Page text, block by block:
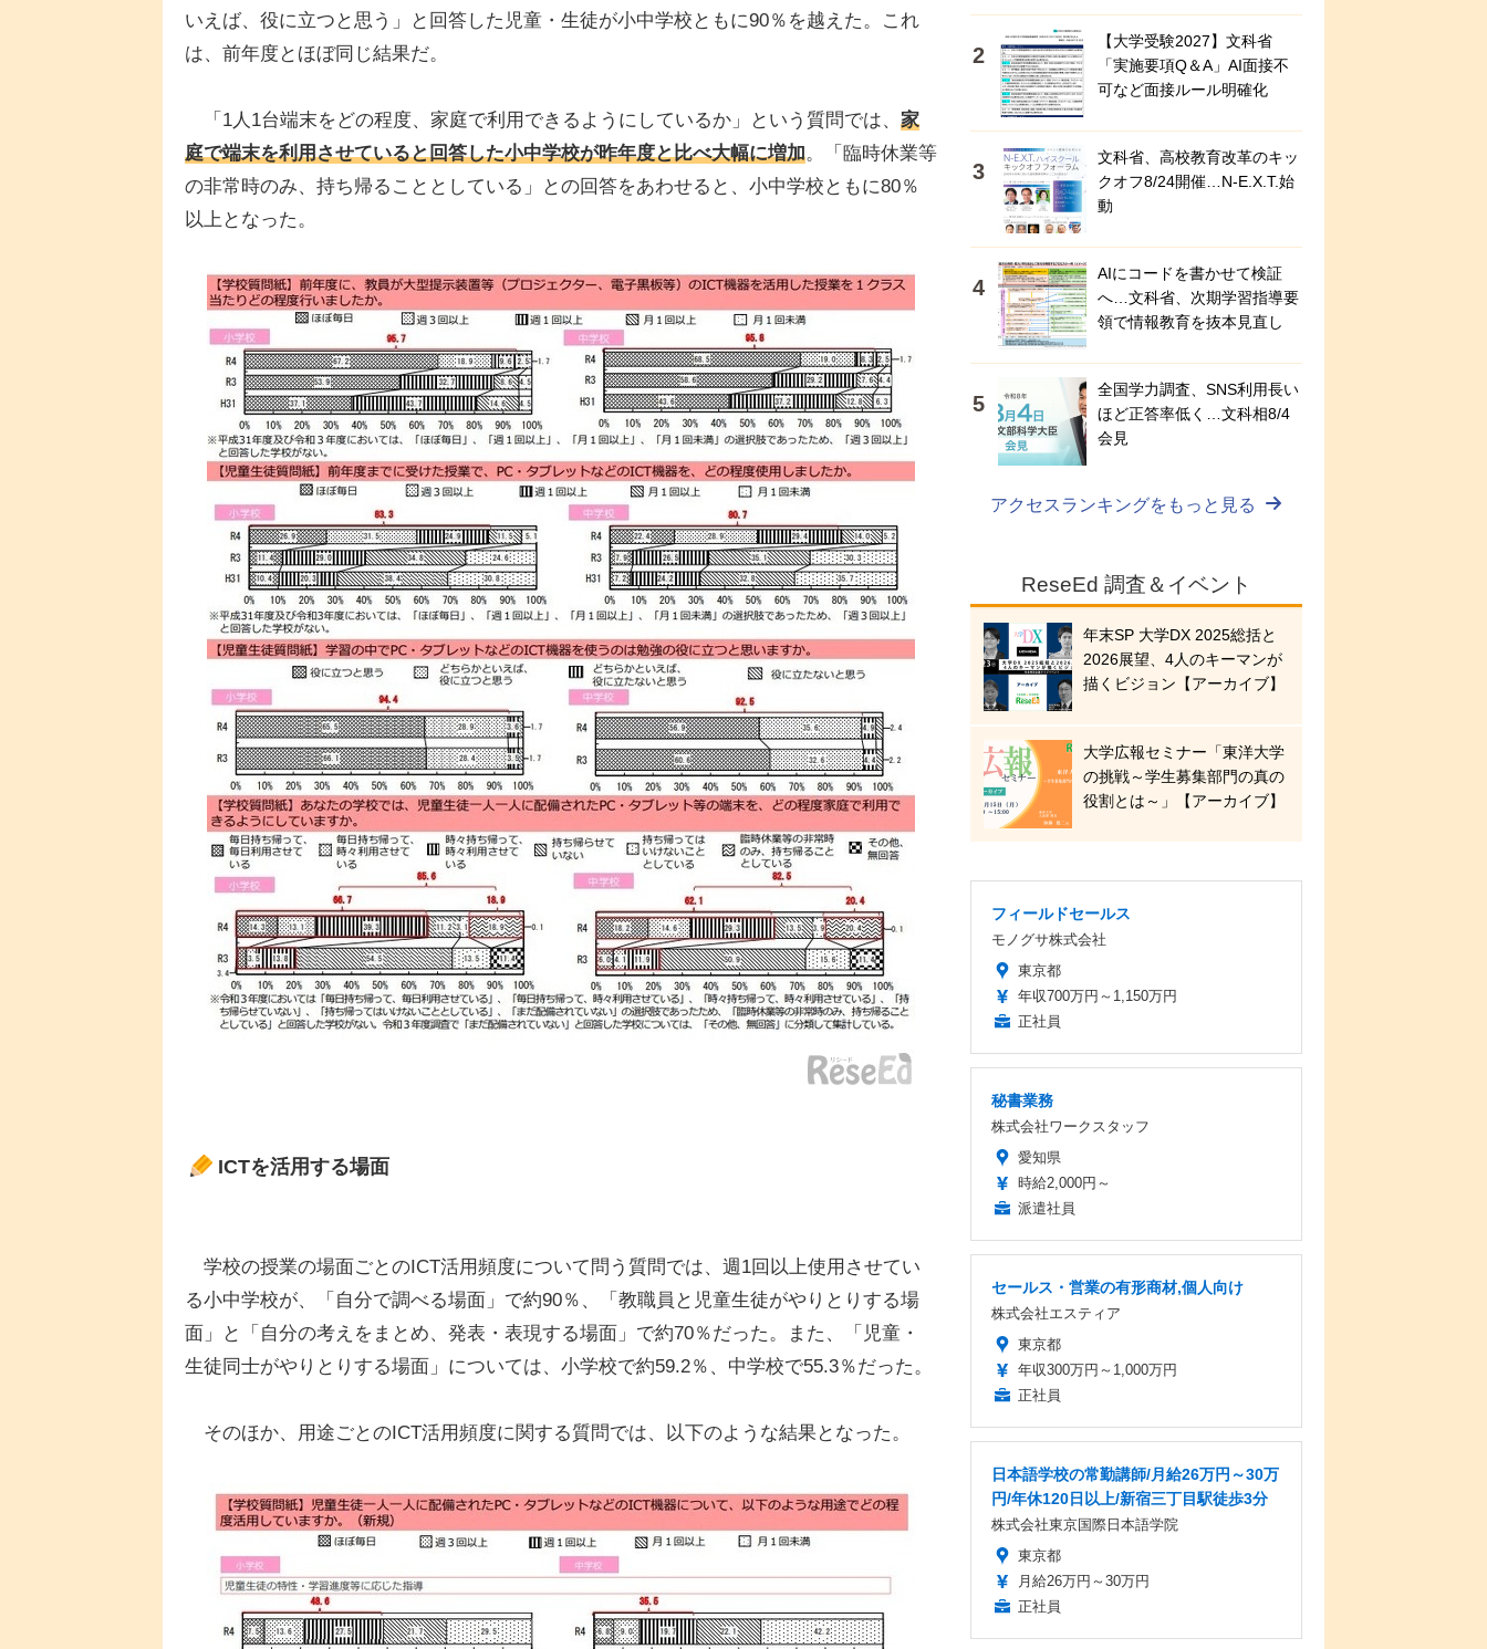
いえば、役に立つと思う」と回答した児童・生徒が小中学校ともに90％を越えた。これ
は、前年度とほぼ同じ結果だ。
「1人1台端末をどの程度、家庭で利用できるようにしているか」という質問では、 家
庭で端末を利用させていると回答した小中学校が昨年度と比べ大幅に増加。「臨時休業等
の非常時のみ、持ち帰ることとしている」との回答をあわせると、小中学校ともに80％
以上となった。
ICTを活用する場面
学校の授業の場面ごとのICT活用頻度について問う質問では、週1回以上使用させてい
る小中学校が、「自分で調べる場面」で約90％、「教職員と児童生徒がやりとりする場
面」と「自分の考えをまとめ、発表・表現する場面」で約70％だった。また、「児童・
生徒同士がやりとりする場面」については、小学校で約59.2％、中学校で55.3％だった。
そのほか、用途ごとのICT活用頻度に関する質問では、以下のような結果となった。
【大学受験2027】文科省
「実施要項Q＆A」AI面接不
可など面接ルール明確化
文科省、高校教育改革のキッ
クオフ8/24開催…N-E.X.T.始
動
AIにコードを書かせて検証
へ…文科省、次期学習指導要
領で情報教育を抜本見直し
全国学力調査、SNS利用長い
ほど正答率低く…文科相8/4
会見
アクセスランキングをもっと見る
ReseEd 調査＆イベント
年末SP 大学DX 2025総括と
2026展望、4人のキーマンが
描くビジョン【アーカイブ】
大学広報セミナー「東洋大学
の挑戦～学生募集部門の真の
役割とは～」【アーカイブ】
フィールドセールス
モノグサ株式会社
東京都
年収700万円～1,150万円
正社員
秘書業務
株式会社ワークスタッフ
愛知県
時給2,000円～
派遣社員
セールス・営業の有形商材,個人向け
株式会社エスティア
東京都
年収300万円～1,000万円
正社員
日本語学校の常勤講師/月給26万円～30万
円/年休120日以上/新宿三丁目駅徒歩3分
株式会社東京国際日本語学院
東京都
月給26万円～30万円
正社員